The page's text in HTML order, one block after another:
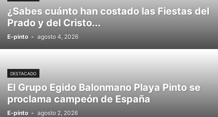
¿Sabes cuánto han costado las Fiestas del
Prado y del Cristo...
E-pinto - agosto 4, 2026
DESTACADO
El Grupo Egido Balonmano Playa Pinto se
proclama campeón de España
E-pinto - agosto 2, 2026